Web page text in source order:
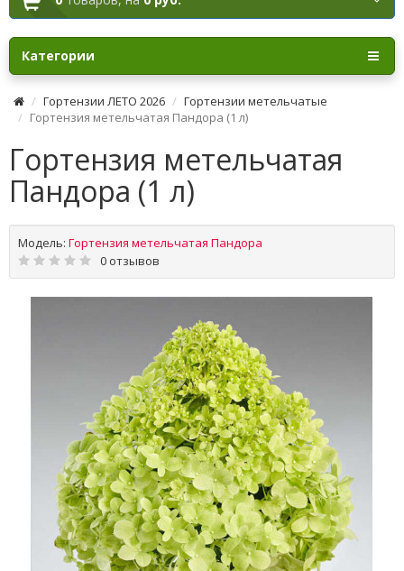
Категории
Гортензии ЛЕТО 2026
Гортензии метельчатые
Гортензия метельчатая Пандора (1 л)
Гортензия метельчатая
Пандора (1 л)
Модель: Гортензия метельчатая Пандора
0 отзывов